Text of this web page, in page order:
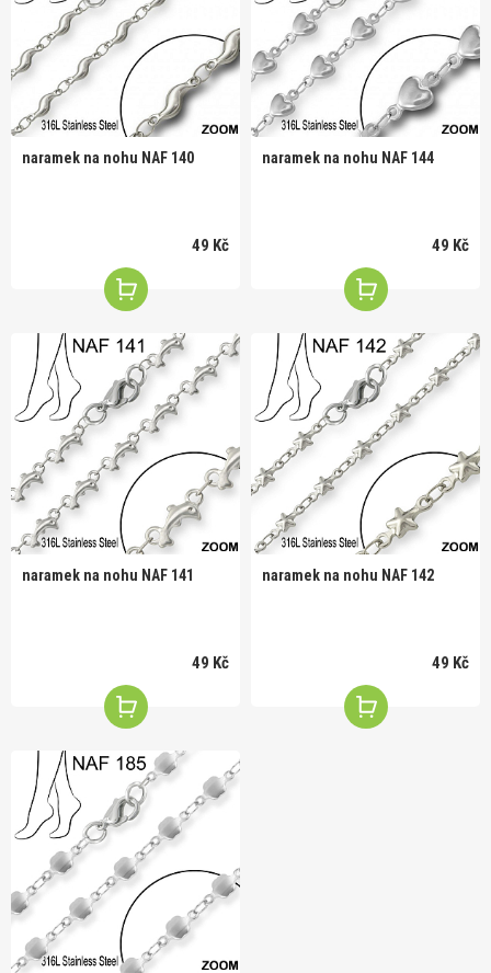
naramek na nohu NAF 140
49 Kč
naramek na nohu NAF 144
49 Kč
naramek na nohu NAF 141
49 Kč
naramek na nohu NAF 142
49 Kč